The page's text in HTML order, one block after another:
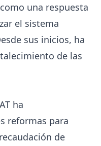
una respuesta
el sistema
sus inicios, ha
de las
ha
reformas para
de